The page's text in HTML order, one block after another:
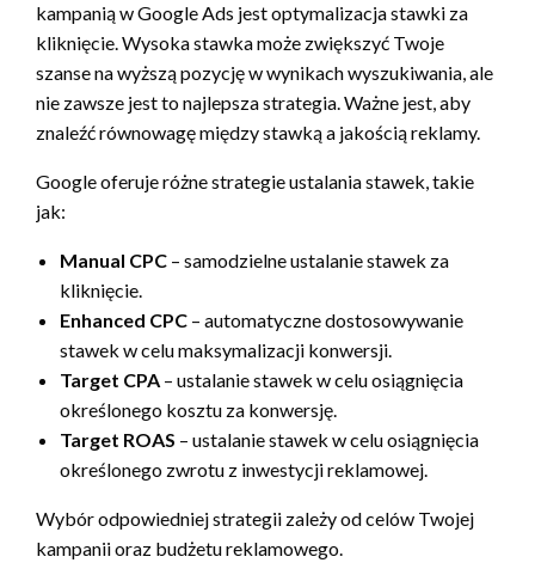
kampanią w Google Ads jest optymalizacja stawki za
kliknięcie. Wysoka stawka może zwiększyć Twoje
szanse na wyższą pozycję w wynikach wyszukiwania, ale
nie zawsze jest to najlepsza strategia. Ważne jest, aby
znaleźć równowagę między stawką a jakością reklamy.
Google oferuje różne strategie ustalania stawek, takie
jak:
Manual CPC – samodzielne ustalanie stawek za
kliknięcie.
Enhanced CPC – automatyczne dostosowywanie
stawek w celu maksymalizacji konwersji.
Target CPA – ustalanie stawek w celu osiągnięcia
określonego kosztu za konwersję.
Target ROAS – ustalanie stawek w celu osiągnięcia
określonego zwrotu z inwestycji reklamowej.
Wybór odpowiedniej strategii zależy od celów Twojej
kampanii oraz budżetu reklamowego.